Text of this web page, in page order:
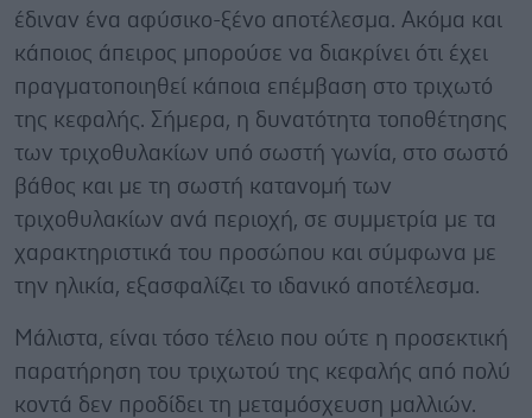
έδιναν ένα αφύσικο-ξένο αποτέλεσμα. Ακόμα και
κάποιος άπειρος μπορούσε να διακρίνει ότι έχει
πραγματοποιηθεί κάποια επέμβαση στο τριχωτό
της κεφαλής. Σήμερα, η δυνατότητα τοποθέτησης
των τριχοθυλακίων υπό σωστή γωνία, στο σωστό
βάθος και με τη σωστή κατανομή των
τριχοθυλακίων ανά περιοχή, σε συμμετρία με τα
χαρακτηριστικά του προσώπου και σύμφωνα με
την ηλικία, εξασφαλίζει το ιδανικό αποτέλεσμα.
Μάλιστα, είναι τόσο τέλειο που ούτε η προσεκτική
παρατήρηση του τριχωτού της κεφαλής από πολύ
κοντά δεν προδίδει τη μεταμόσχευση μαλλιών.